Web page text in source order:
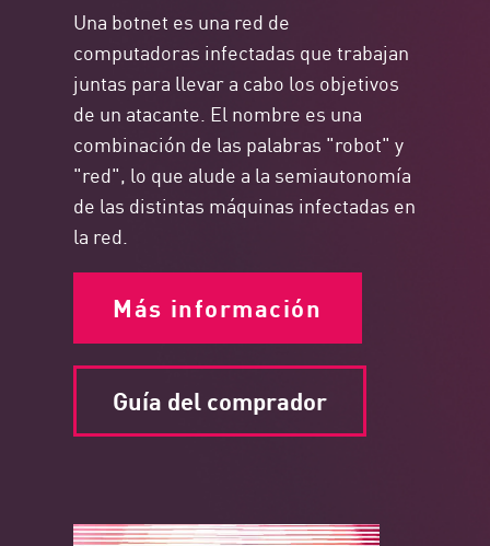
Una botnet es una red de
computadoras infectadas que trabajan
juntas para llevar a cabo los objetivos
de un atacante. El nombre es una
combinación de las palabras "robot" y
"red", lo que alude a la semiautonomía
de las distintas máquinas infectadas en
la red.
Más información
Guía del comprador